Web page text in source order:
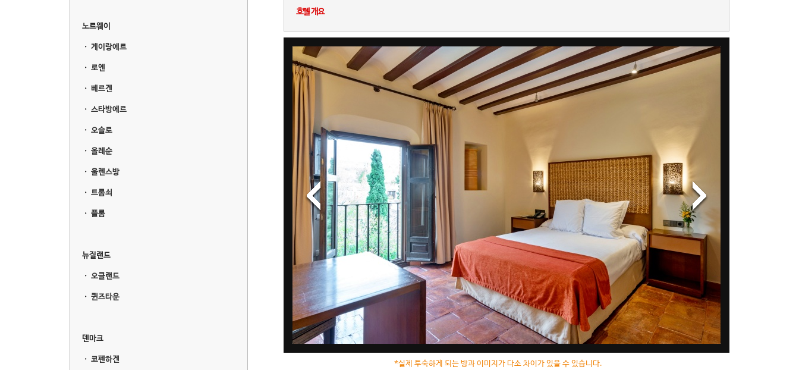
노르웨이
ㆍ 게이랑에르
ㆍ 로엔
ㆍ 베르겐
ㆍ 스타방에르
ㆍ 오슬로
ㆍ 올레순
ㆍ 울렌스방
ㆍ 트롬쇠
ㆍ 플롬
뉴질랜드
ㆍ 오클랜드
ㆍ 퀸즈타운
덴마크
ㆍ 코펜하겐
호텔 개요
*실제 투숙하게 되는 방과 이미지가 다소 차이가 있을 수 있습니다.